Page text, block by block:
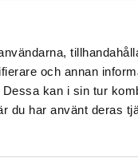
och annan
kan i sin tur
du har använt deras
fr.129 kr